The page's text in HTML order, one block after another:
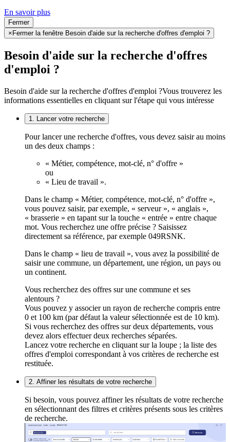
En savoir plus
Fermer
× Fermer la fenêtre Besoin d'aide sur la recherche d'offres d'emploi ?
Besoin d'aide sur la recherche d'offres
d'emploi ?
Besoin d'aide sur la recherche d'offres d'emploi ?Vous trouverez les
informations essentielles en cliquant sur l'étape qui vous intéresse
1. Lancer votre recherche
Pour lancer une recherche d'offres, vous devez saisir au moins
un des deux champs :
« Métier, compétence, mot-clé, n° d'offre »
ou
« Lieu de travail ».
Dans le champ « Métier, compétence, mot-clé, n° d'offre »,
vous pouvez saisir, par exemple, « serveur », « anglais »,
« brasserie » en tapant sur la touche « entrée » entre chaque
mot. Vous recherchez une offre précise ? Saisissez
directement sa référence, par exemple 049RSNK.
Dans le champ « lieu de travail », vous avez la possibilité de
saisir une commune, un département, une région, un pays ou
un continent.
Vous recherchez des offres sur une commune et ses
alentours ?
Vous pouvez y associer un rayon de recherche compris entre
0 et 100 km (par défaut la valeur sélectionnée est de 10 km).
Si vous recherchez des offres sur deux départements, vous
devez alors effectuer deux recherches séparées.
Lancez votre recherche en cliquant sur la loupe ; la liste des
offres d'emploi correspondant à vos critères de recherche est
restituée.
2. Affiner les résultats de votre recherche
Si besoin, vous pouvez affiner les résultats de votre recherche
en sélectionnant des filtres et critères présents sous les critères
de recherche.